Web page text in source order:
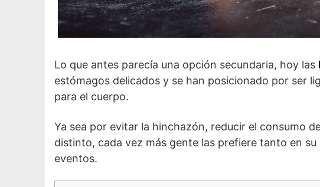
Lo que antes parecía una opción secundaria, hoy las
estómagos delicados y se han posicionado por ser
para el cuerpo.
Ya sea por evitar la hinchazón, reducir el consumo
distinto, cada vez más gente las prefiere tanto en
eventos.